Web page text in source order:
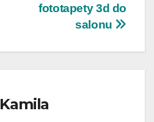
fototapety 3d do
salonu
Kamila